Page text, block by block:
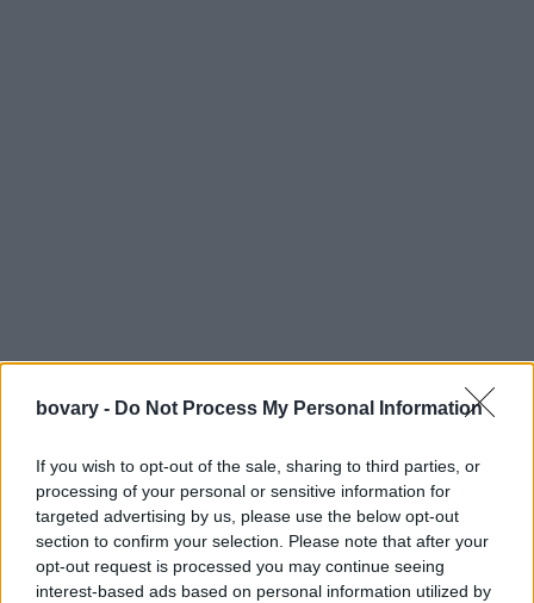
bovary - Do Not Process My Personal Information
If you wish to opt-out of the sale, sharing to third parties, or
processing of your personal or sensitive information for
targeted advertising by us, please use the below opt-out
section to confirm your selection. Please note that after your
opt-out request is processed you may continue seeing
interest-based ads based on personal information utilized by
Οι ερευνητές εξηγούν αυτές τις διακυμάνσεις πριν την περίοδο
αλλαγές της διάθεσης. Οι υδατάνθρακες είναι μια κατηγορία
που αυξάνει την σεροτονίνη.
Ο διαιτολόγος Λίμορ Μπάουμ δήλωσε: «Αυτό που ακούω συχνά
από τις πελάτισσές μου είναι πως αυξάνεται ο πόθος τους για
υδατάνθρακες και γλυκά. Τα χαμηλά επίπεδα σεροτονίνης